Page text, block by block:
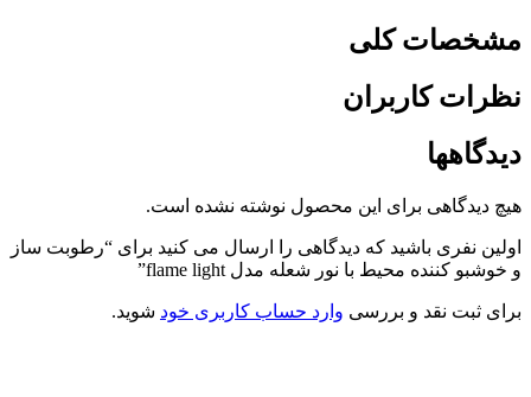
مشخصات کلی
نظرات کاربران
دیدگاهها
هیچ دیدگاهی برای این محصول نوشته نشده است.
اولین نفری باشید که دیدگاهی را ارسال می کنید برای “رطوبت ساز
و خوشبو کننده محیط با نور شعله مدل flame light”
برای ثبت نقد و بررسی وارد حساب کاربری خود شوید.